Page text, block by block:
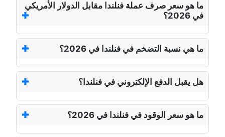
ما هو سعر صرف عملة فنلندا مقابل الدولار الأمريكي
في 2026؟
ما هي نسبة التضخم في فنلندا في 2026؟
هل يقبل الدفع الإلكتروني في فنلندا؟
ما هو سعر الوقود في فنلندا في 2026؟